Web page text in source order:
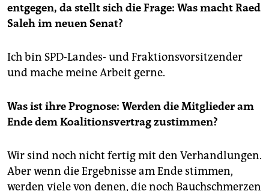
entgegen, da stellt sich die Frage: Was macht Raed
Saleh im neuen Senat?
Ich bin SPD-Landes- und Fraktionsvorsitzender
und mache meine Arbeit gerne.
Was ist ihre Prognose: Werden die Mitglieder am
Ende dem Koalitionsvertrag zustimmen?
Wir sind noch nicht fertig mit den Verhandlungen.
Aber wenn die Ergebnisse am Ende stimmen,
werden viele von denen, die noch Bauchschmerzen